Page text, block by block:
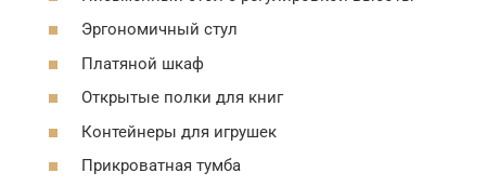
Эргономичный стул
Платяной шкаф
Открытые полки для книг
Контейнеры для игрушек
Прикроватная тумба